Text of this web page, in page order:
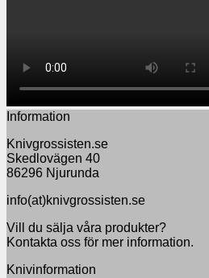
Information
Knivgrossisten.se
Skedlovägen 40
86296 Njurunda
info(at)knivgrossisten.se
Vill du sälja våra produkter?
Kontakta oss för mer information.
Knivinformation